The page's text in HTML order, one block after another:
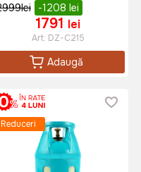
lei -1208 lei
1791 lei
Art: DZ-C215
Adaugă
Reduceri